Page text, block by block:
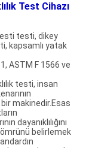
Test Cihazı
testi, dikey
kapsamlı yatak
ASTM F 1566 ve
testi, insan
bir makinedir.Esas
dayanıklılığını
belirlemek